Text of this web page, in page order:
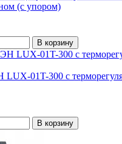
(с упором)
В корзину
01T-300 с
В корзину